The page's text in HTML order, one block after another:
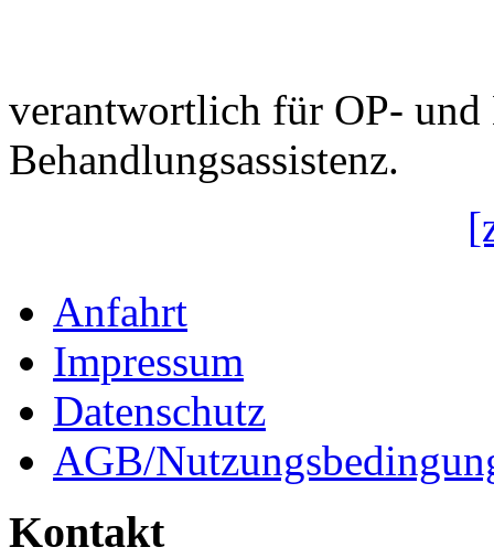
verantwortlich für OP- und
Behandlungsassistenz.
Anfahrt
Impressum
Datenschutz
AGB/
Kontakt